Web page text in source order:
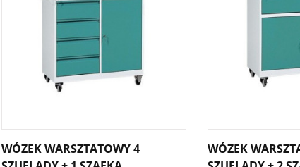
WÓZEK WARSZTATOWY 4
WÓZEK